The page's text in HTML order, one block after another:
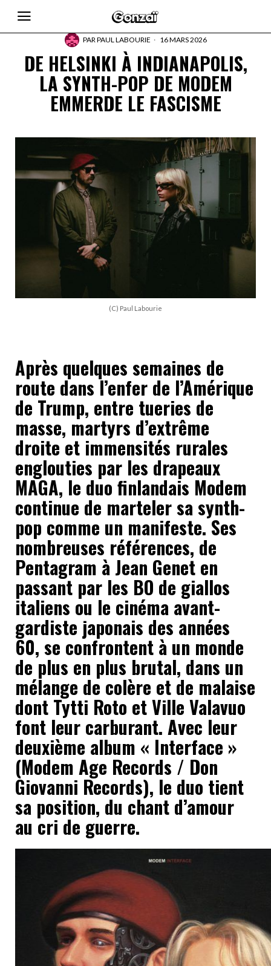
PARPAUL LABOURIE 16 MARS 2026
DE HELSINKI À INDIANAPOLIS,
LA SYNTH-POP DE MODEM
EMMERDE LE FASCISME
(C) Paul Labourie
Après quelques semaines de
route dans l’enfer de l’Amérique
de Trump, entre tueries de
masse, martyrs d’extrême
droite et immensités rurales
englouties par les drapeaux
MAGA, le duo finlandais Modem
continue de marteler sa synth-
pop comme un manifeste. Ses
nombreuses références, de
Pentagram à Jean Genet en
passant par les BO de giallos
italiens ou le cinéma avant-
gardiste japonais des années
60, se confrontent à un monde
de plus en plus brutal, dans un
mélange de colère et de malaise
dont Tytti Roto et Ville Valavuo
font leur carburant. Avec leur
deuxième album « Interface »
(Modem Age Records / Don
Giovanni Records), le duo tient
sa position, du chant d’amour
au cri de guerre.